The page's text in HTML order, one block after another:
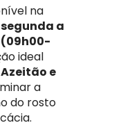
na
segunda a
ideal
e
a
do rosto